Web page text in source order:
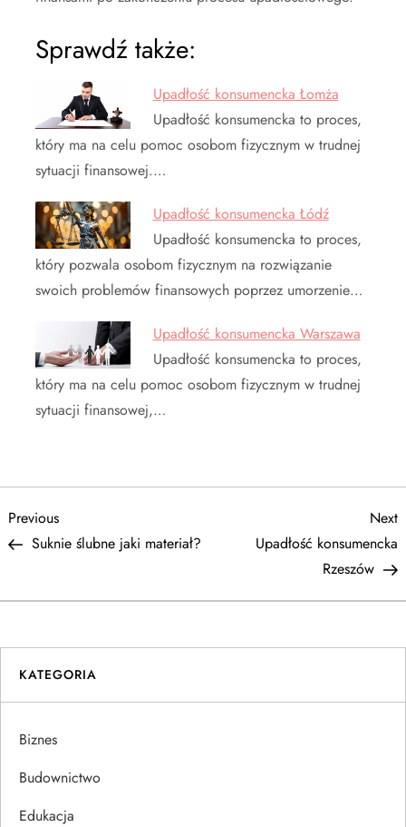
Sprawdź także:
Upadłość konsumencka Łomża
Upadłość konsumencka to proces,
który ma na celu pomoc osobom fizycznym w trudnej
sytuacji finansowej.…
Upadłość konsumencka Łódź
Upadłość konsumencka to proces,
który pozwala osobom fizycznym na rozwiązanie
swoich problemów finansowych poprzez umorzenie…
Upadłość konsumencka Warszawa
Upadłość konsumencka to proces,
który ma na celu pomoc osobom fizycznym w trudnej
sytuacji finansowej,…
N
w
i
g
a
c
Previous
Post
Previous
Suknie ślubne jaki materiał?
Next
Upadłość konsumencka
Rzeszów
KATEGORIA
Biznes
Budownictwo
Edukacja